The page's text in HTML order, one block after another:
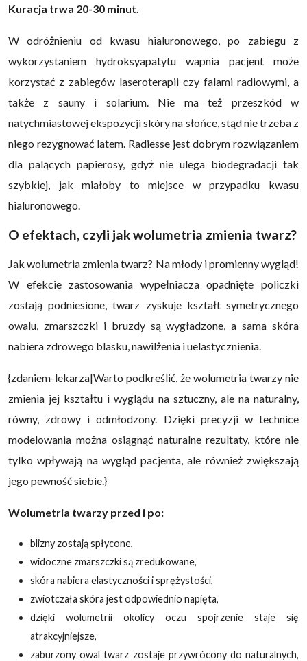
Kuracja trwa 20-30 minut.
W odróżnieniu od kwasu hialuronowego, po zabiegu z
wykorzystaniem hydroksyapatytu wapnia pacjent może
korzystać z zabiegów laseroterapii czy falami radiowymi, a
także z sauny i solarium. Nie ma też przeszkód w
natychmiastowej ekspozycji skóry na słońce, stąd nie trzeba z
niego rezygnować latem. Radiesse jest dobrym rozwiązaniem
dla palących papierosy, gdyż nie ulega biodegradacji tak
szybkiej, jak miałoby to miejsce w przypadku kwasu
hialuronowego.
O efektach, czyli jak wolumetria zmienia twarz?
Jak wolumetria zmienia twarz? Na młody i promienny wygląd!
W efekcie zastosowania wypełniacza opadnięte policzki
zostają podniesione, twarz zyskuje kształt symetrycznego
owalu, zmarszczki i bruzdy są wygładzone, a sama skóra
nabiera zdrowego blasku, nawilżenia i uelastycznienia.
{zdaniem-lekarza|Warto podkreślić, że wolumetria twarzy nie
zmienia jej kształtu i wyglądu na sztuczny, ale na naturalny,
równy, zdrowy i odmłodzony. Dzięki precyzji w technice
modelowania można osiągnąć naturalne rezultaty, które nie
tylko wpływają na wygląd pacjenta, ale również zwiększają
jego pewność siebie.}
Wolumetria twarzy przed i po:
blizny zostają spłycone,
widoczne zmarszczki są zredukowane,
skóra nabiera elastyczności i sprężystości,
zwiotczała skóra jest odpowiednio napięta,
dzięki wolumetrii okolicy oczu spojrzenie staje się
atrakcyjniejsze,
zaburzony owal twarz zostaje przywrócony do naturalnych,